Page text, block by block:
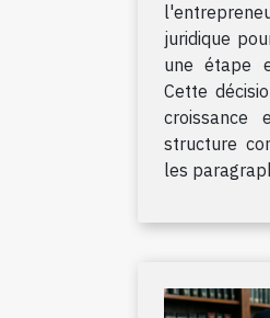
juridique
une étape
Cette
structure
les